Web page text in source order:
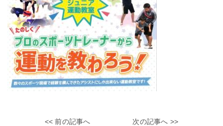
<< 前の記事へ 次の記事へ >>